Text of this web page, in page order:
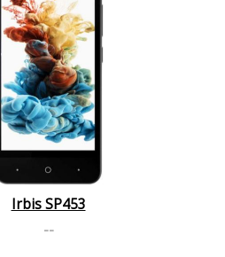
Irbis SP453
--